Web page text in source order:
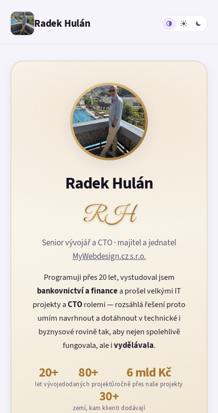
Radek Hulán
Radek Hulán
RH
Senior vývojář a CTO · majitel a jednatel
MyWebdesign.cz s.r.o.
Programuji přes 20 let, vystudoval jsem
bankovnictví a finance a prošel velkými IT
projekty aCTOrolemi — rozsáhlá řešení proto
umím navrhnout a dotáhnout v technické i
byznysové rovině tak, aby nejen spolehlivě
fungovala, ale ivydělávala.
20+
let vývoje
80+
dodaných projektů
6 mld Kč
ročně přes naše projekty
30+
zemí, kam klienti dodávají